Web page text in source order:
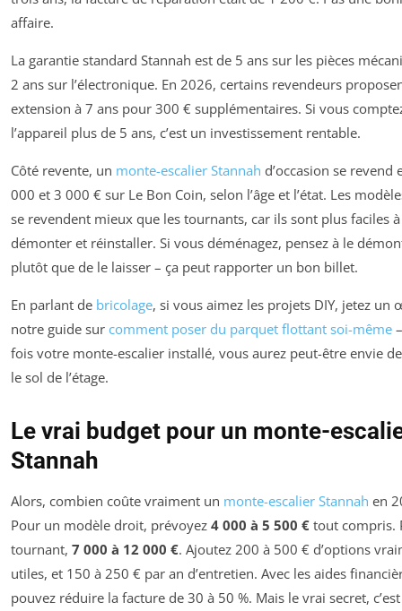
affaire.
La garantie standard Stannah est de 5 ans sur les pièces
2 ans sur l’électronique. En 2026, certains revendeurs
extension à 7 ans pour 300 € supplémentaires. Si vous
l’appareil plus de 5 ans, c’est un investissement rentable.
Côté revente, un monte-escalier Stannah d’occasion se revend
000 et 3 000 € sur Le Bon Coin, selon l’âge et l’état. Les
se revendent mieux que les tournants, car ils sont plus faciles à
démonter et réinstaller. Si vous déménagez, pensez à le
plutôt que de le laisser – ça peut rapporter un bon billet.
En parlant de bricolage, si vous aimez les projets DIY, jetez un
notre guide sur comment poser du parquet flottant soi-même
fois votre monte-escalier installé, vous aurez peut-être envie
le sol de l’étage.
Le vrai budget pour un monte-
Stannah
Alors, combien coûte vraiment un monte-escalier Stannah en
Pour un modèle droit, prévoyez 4 000 à 5 500 € tout compris.
tournant, 7 000 à 12 000 €. Ajoutez 200 à 500 € d’options
utiles, et 150 à 250 € par an d’entretien. Avec les aides
pouvez réduire la facture de 30 à 50 %. Mais le vrai secret,